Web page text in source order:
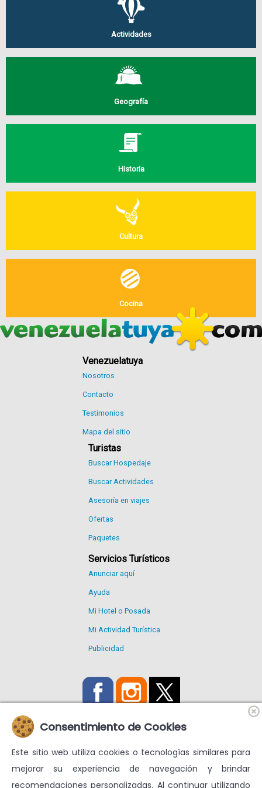
Actividades
Geografía
Historia
Cultura
Cocina
Venezuelatuya
Nosotros
Contacto
Testimonios
Mapa del sitio
Turistas
Buscar Hospedaje
Buscar Actividades
Asesoría en viajes
Ofertas
Paquetes
Servicios Turísticos
Anunciar aquí
Ayuda
Mi Hotel o Posada
Mi Actividad Turística
Publicidad
Utilizamos Cookies propias y de terceros para mejorar nuestros
servicios y mostrarte publicidad relacionada con tus
Consentimiento de Cookies
Este sitio web utiliza cookies o tecnologías similares para
mejorar su experiencia de navegación y brindar
recomendaciones personalizadas. Al continuar utilizando